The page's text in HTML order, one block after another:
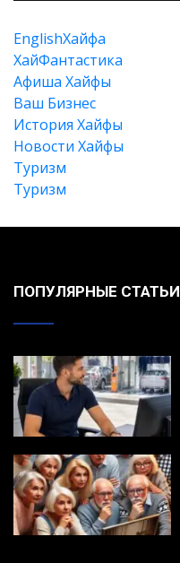
EnglishХайфа
XайФантастика
Афиша Хайфы
Ваш Бизнес
История Хайфы
Новости Хайфы
Туризм
Туризм
ПОПУЛЯРНЫЕ СТАТЬИ